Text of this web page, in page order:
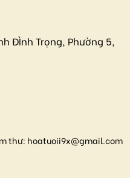
ĐÌnh Trọng, Phường 5,
thư: hoatuoii9x@gmail.com